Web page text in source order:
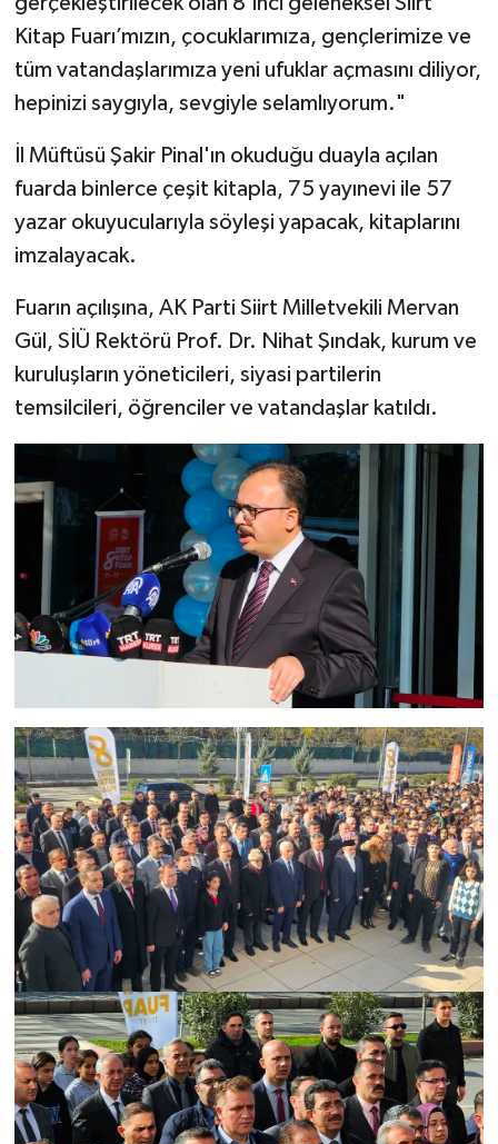
Kitap Fuarı’mızın, çocuklarımıza, gençlerimize ve
tüm vatandaşlarımıza yeni ufuklar açmasını diliyor,
hepinizi saygıyla, sevgiyle selamlıyorum."
İl Müftüsü Şakir Pinal'ın okuduğu duayla açılan
fuarda binlerce çeşit kitapla, 75 yayınevi ile 57
yazar okuyucularıyla söyleşi yapacak, kitaplarını
imzalayacak.
Fuarın açılışına, AK Parti Siirt Milletvekili Mervan
Gül, SİÜ Rektörü Prof. Dr. Nihat Şındak, kurum ve
kuruluşların yöneticileri, siyasi partilerin
temsilcileri, öğrenciler ve vatandaşlar katıldı.